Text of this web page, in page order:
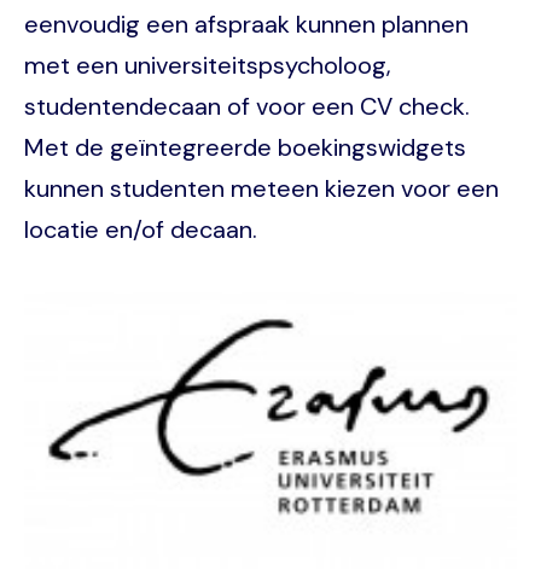
eenvoudig een afspraak kunnen plannen
met een universiteitspsycholoog,
studentendecaan of voor een CV check.
Met de geïntegreerde boekingswidgets
kunnen studenten meteen kiezen voor een
locatie en/of decaan.